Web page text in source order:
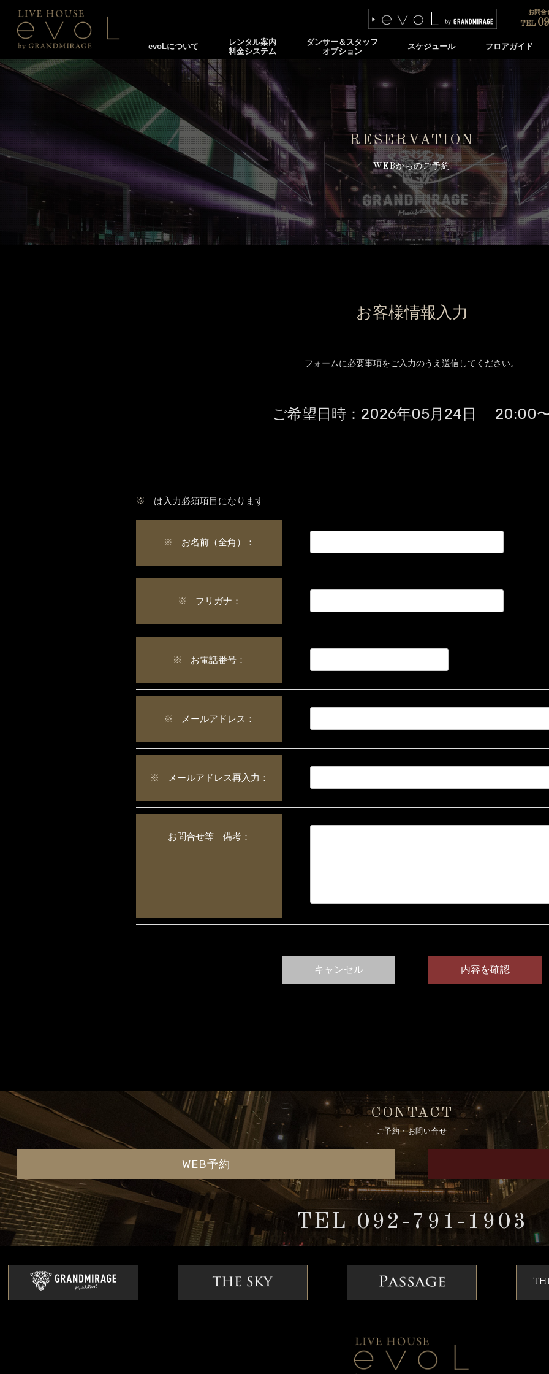
evoLについて
レンタル案内
料金システム
ダンサー＆スタッフ
オプション
スケジュール フロアガイド
お問合
TEL
RESERVATION
WEBからのご予約
お客様情報入力
フォームに必要事項をご入力のうえ送信してください。
ご希望日時： 2026年05月24日 20:00
※ は入力必須項目になります
※ お名前（全角）：
※ フリガナ：
※ お電話番号：
※ メールアドレス：
※ メールアドレス再入力：
お問合せ等 備考：
CONTACT
ご予約・お問い合せ
WEB予約
TEL 092-791-1903